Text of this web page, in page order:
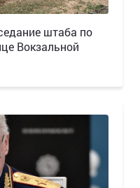
штаба по
Вокзальной